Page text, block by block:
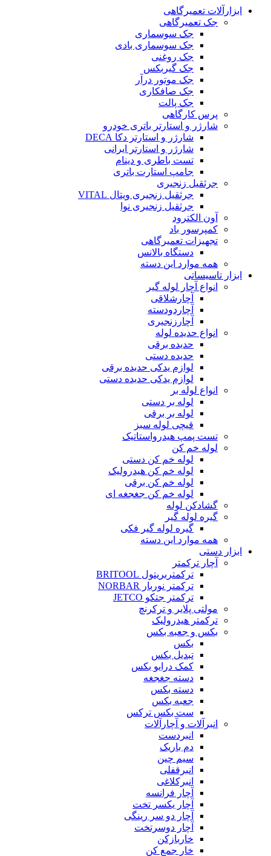
ابزارآلات تعمیرگاهی
جک تعمیرگاهی
جک سوسماری
جک سوسماری بادی
جک روغنی
جک گیربکس
جک موتور درآر
جک صافکاری
جک پالت
پرس کارگاهی
شارژر و استارتر باتری خودرو
شارژر و استارتر دکا DECA
شارژر و استارتر ایرانی
تست باطری و دینام
جامپ استارت باتری
جرثقیل زنجیری
جرثقیل زنجیری ویتال VITAL
جرثقیل زنجیری نوا
آون الکترود
کمپرسور باد
تجهیزات تعمیرگاهی
دستگاه بالانس
همه موارد این دسته
ابزار تاسیساتی
انواع آچار لوله گیر
آچارشلاقی
آچاردودسته
آچارزنجیری
انواع حدیده لوله
حدیده برقی
حدیده دستی
لوازم یدکی حدیده برقی
لوازم یدکی حدیده دستی
انواع لوله بر
لوله بر دستی
لوله بر برقی
قیچی لوله سبز
تست پمپ هیدرواستاتیک
لوله خم کن
لوله خم کن دستی
لوله خم کن هیدرولیک
لوله خم کن برقی
لوله خم کن جغجغه ای
گشادکن لوله
گیره لوله گیر
گیره لوله گیر فکی
همه موارد این دسته
ابزار دستی
آچار ترکمتر
ترکمتربریتول BRITOOL
ترکمتر نوربار NORBAR
ترکمتر جتکو JETCO
مولتی پلایر و ترکرنچ
ترکمتر هیدرولیک
بکس و جعبه بکس
بکس
تبدیل بکس
کمک درایو بکس
دسته جغجغه
دسته بکس
جعبه بکس
ست بکس ترکس
انبرآلات و آچارآلات
انبردست
دم باریک
سیم چین
انبرقفلی
انبرکلاغی
آچار فرانسه
آچار یکسر تخت
آچار دو سر رینگی
آچار دوسرتخت
خاربازکن
خار جمع کن